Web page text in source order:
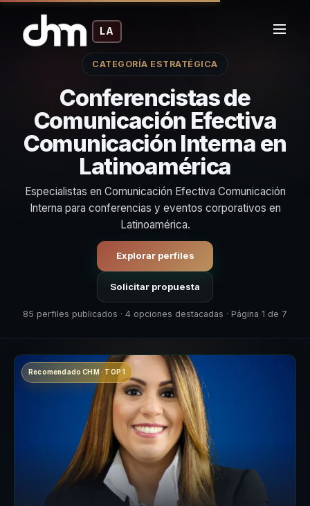
LA
CATEGORÍA ESTRATÉGICA
Conferencistas de
Comunicación Efectiva
Comunicación Interna en
Latinoamérica
Especialistas en Comunicación Efectiva Comunicación
Interna para conferencias y eventos corporativos en
Latinoamérica.
Explorar perfiles
Solicitar propuesta
85 perfiles publicados · 4 opciones destacadas · Página 1 de 7
Recomendado CHM · TOP 1